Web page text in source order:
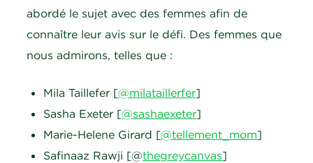
abordé le sujet avec des femmes afin de
connaître leur avis sur le défi. Des femmes que
nous admirons, telles que :
Mila Taillefer [@milataillerfer]
Sasha Exeter [@sashaexeter]
Marie-Helene Girard [@tellement_mom]
Safinaaz Rawji [@thegreycanvas]